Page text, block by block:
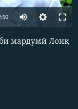
мардумӣ Лоиқ